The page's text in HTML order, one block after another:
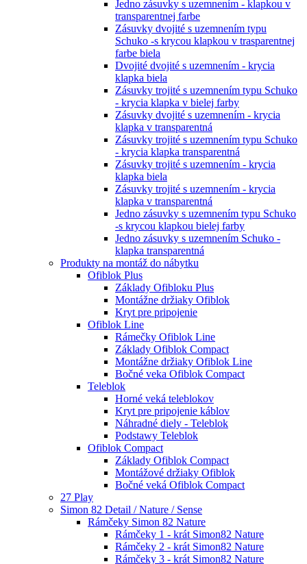
Jedno zásuvky s uzemnením - klapkou v
transparentnej farbe
Zásuvky dvojité s uzemnením typu
Schuko -s krycou klapkou v trasparentnej
farbe biela
Dvojité dvojité s uzemnením - krycia
klapka biela
Zásuvky trojité s uzemnením typu Schuko
- krycia klapka v bielej farby
Zásuvky dvojité s uzemnením - krycia
klapka v transparentná
Zásuvky trojité s uzemnením typu Schuko
- krycia klapka transparentná
Zásuvky trojité s uzemnením - krycia
klapka biela
Zásuvky trojité s uzemnením - krycia
klapka v transparentná
Jedno zásuvky s uzemnením typu Schuko
-s krycou klapkou bielej farby
Jedno zásuvky s uzemnením Schuko -
klapka transparentná
Produkty na montáž do nábytku
Ofiblok Plus
Základy Ofibloku Plus
Montážne držiaky Ofiblok
Kryt pre pripojenie
Ofiblok Line
Rámečky Ofiblok Line
Základy Ofiblok Compact
Montážne držiaky Ofiblok Line
Bočné veka Ofiblok Compact
Teleblok
Horné veká teleblokov
Kryt pre pripojenie káblov
Náhradné diely - Teleblok
Podstawy Teleblok
Ofiblok Compact
Základy Ofiblok Compact
Montážové držiaky Ofiblok
Bočné veká Ofiblok Compact
27 Play
Simon 82 Detail / Nature / Sense
Rámčeky Simon 82 Nature
Rámčeky 1 - krát Simon82 Nature
Rámčeky 2 - krát Simon82 Nature
Rámčeky 3 - krát Simon82 Nature